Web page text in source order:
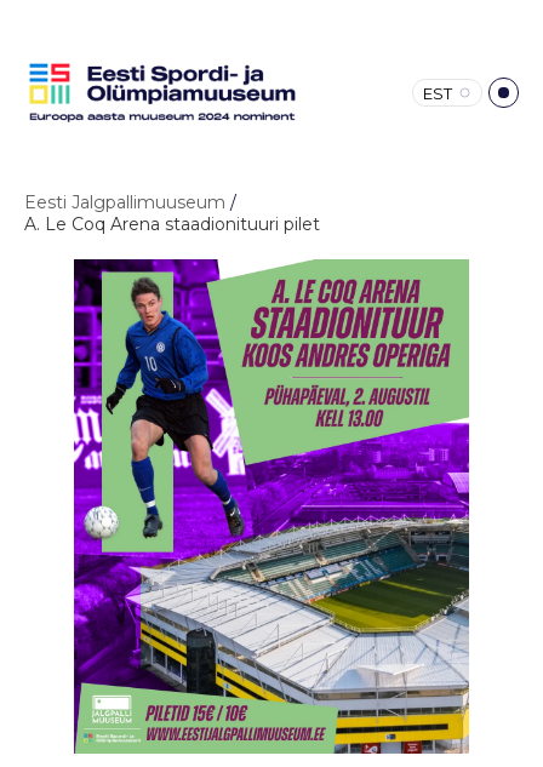
EST
Eesti Jalgpallimuuseum /
A. Le Coq Arena staadionituuri pilet